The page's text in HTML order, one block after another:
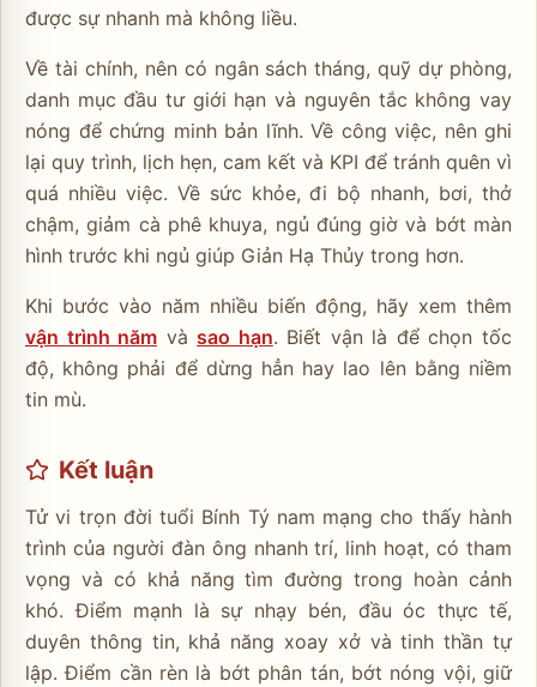
được sự nhanh mà không liều.
Về tài chính, nên có ngân sách tháng, quỹ dự phòng,
danh mục đầu tư giới hạn và nguyên tắc không vay
nóng để chứng minh bản lĩnh. Về công việc, nên ghi
lại quy trình, lịch hẹn, cam kết và KPI để tránh quên vì
quá nhiều việc. Về sức khỏe, đi bộ nhanh, bơi, thở
chậm, giảm cà phê khuya, ngủ đúng giờ và bớt màn
hình trước khi ngủ giúp Giản Hạ Thủy trong hơn.
Khi bước vào năm nhiều biến động, hãy xem thêm
vận trình năm vàsao hạn. Biết vận là để chọn tốc
độ, không phải để dừng hẳn hay lao lên bằng niềm
tin mù.
Kết luận
Tử vi trọn đời tuổi Bính Tý nam mạng cho thấy hành
trình của người đàn ông nhanh trí, linh hoạt, có tham
vọng và có khả năng tìm đường trong hoàn cảnh
khó. Điểm mạnh là sự nhạy bén, đầu óc thực tế,
duyên thông tin, khả năng xoay xở và tinh thần tự
lập. Điểm cần rèn là bớt phân tán, bớt nóng vội, giữ